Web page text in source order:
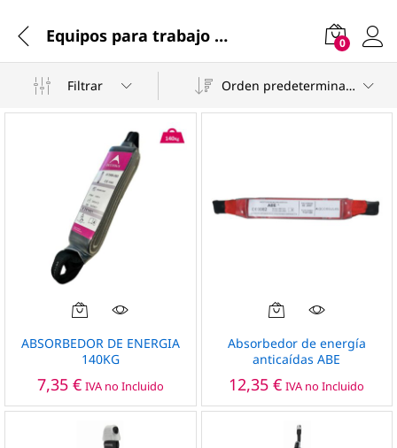
Equipos para trabajo en alturas 0
Filtrar Orden predeterminado
ABSORBEDOR DE ENERGIA
140KG
7,35 € IVA no Incluido
Absorbedor de energía
anticaídas ABE
12,35€ IVA no Incluido